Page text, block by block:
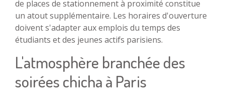
de places de stationnement à proximité constitue
un atout supplémentaire. Les horaires d'ouverture
doivent s'adapter aux emplois du temps des
étudiants et des jeunes actifs parisiens.
L'atmosphère branchée des
soirées chicha à Paris